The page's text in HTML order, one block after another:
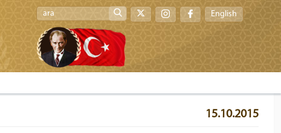
English
15.10.2015